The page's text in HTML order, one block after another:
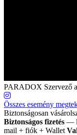
PARADOX Szervező
Összes esemény
Biztonságosan
Biztonságos fizetés —
mail + fiók + Wallet